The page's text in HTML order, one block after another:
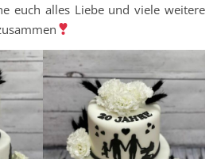
euch alles Liebe und viele weitere